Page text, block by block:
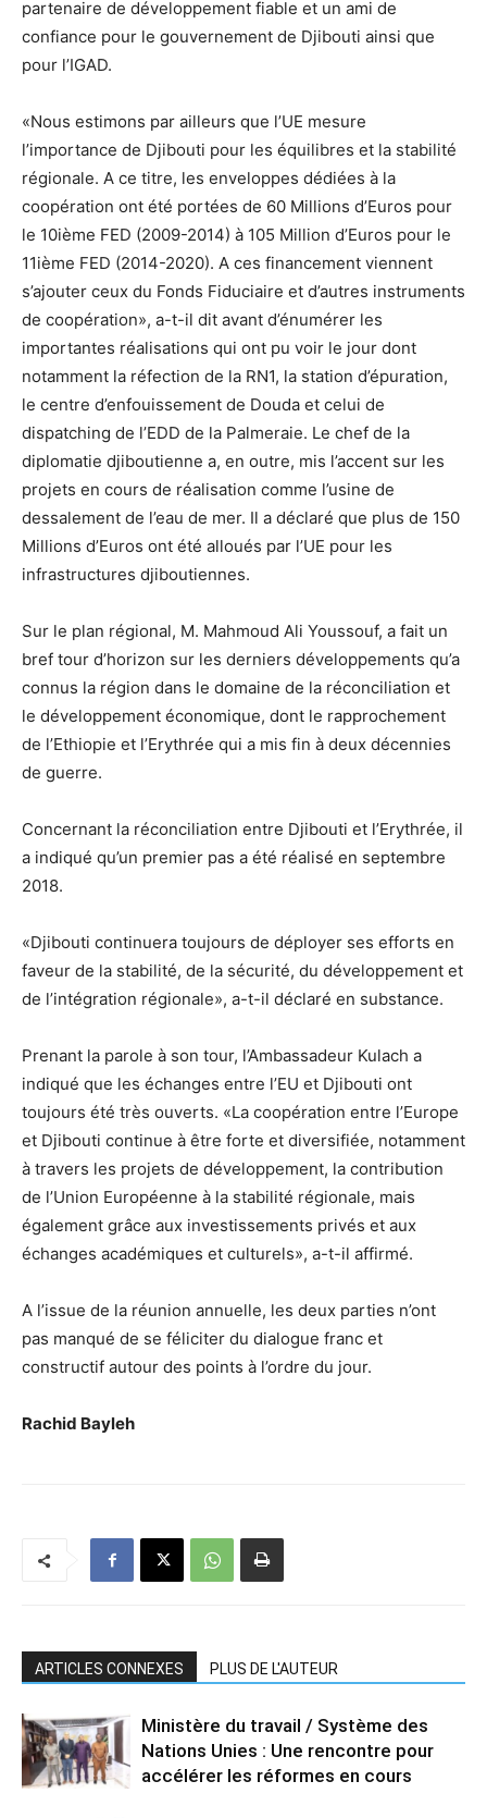
partenaire de développement fiable et un ami de
confiance pour le gouvernement de Djibouti ainsi que
pour l’IGAD.
«Nous estimons par ailleurs que l’UE mesure
l’importance de Djibouti pour les équilibres et la stabilité
régionale. A ce titre, les enveloppes dédiées à la
coopération ont été portées de 60 Millions d’Euros pour
le 10ième FED (2009-2014) à 105 Million d’Euros pour le
11ième FED (2014-2020). A ces financement viennent
s’ajouter ceux du Fonds Fiduciaire et d’autres instruments
de coopération», a-t-il dit avant d’énumérer les
importantes réalisations qui ont pu voir le jour dont
notamment la réfection de la RN1, la station d’épuration,
le centre d’enfouissement de Douda et celui de
dispatching de l’EDD de la Palmeraie. Le chef de la
diplomatie djiboutienne a, en outre, mis l’accent sur les
projets en cours de réalisation comme l’usine de
dessalement de l’eau de mer. Il a déclaré que plus de 150
Millions d’Euros ont été alloués par l’UE pour les
infrastructures djiboutiennes.
Sur le plan régional, M. Mahmoud Ali Youssouf, a fait un
bref tour d’horizon sur les derniers développements qu’a
connus la région dans le domaine de la réconciliation et
le développement économique, dont le rapprochement
de l’Ethiopie et l’Erythrée qui a mis fin à deux décennies
de guerre.
Concernant la réconciliation entre Djibouti et l’Erythrée, il
a indiqué qu’un premier pas a été réalisé en septembre
2018.
«Djibouti continuera toujours de déployer ses efforts en
faveur de la stabilité, de la sécurité, du développement et
de l’intégration régionale», a-t-il déclaré en substance.
Prenant la parole à son tour, l’Ambassadeur Kulach a
indiqué que les échanges entre l’EU et Djibouti ont
toujours été très ouverts. «La coopération entre l’Europe
et Djibouti continue à être forte et diversifiée, notamment
à travers les projets de développement, la contribution
de l’Union Européenne à la stabilité régionale, mais
également grâce aux investissements privés et aux
échanges académiques et culturels», a-t-il affirmé.
A l’issue de la réunion annuelle, les deux parties n’ont
pas manqué de se féliciter du dialogue franc et
constructif autour des points à l’ordre du jour.
Rachid Bayleh
ARTICLES CONNEXES PLUS DE L'AUTEUR
Ministère du travail / Système des
Nations Unies : Une rencontre pour
accélérer les réformes en cours